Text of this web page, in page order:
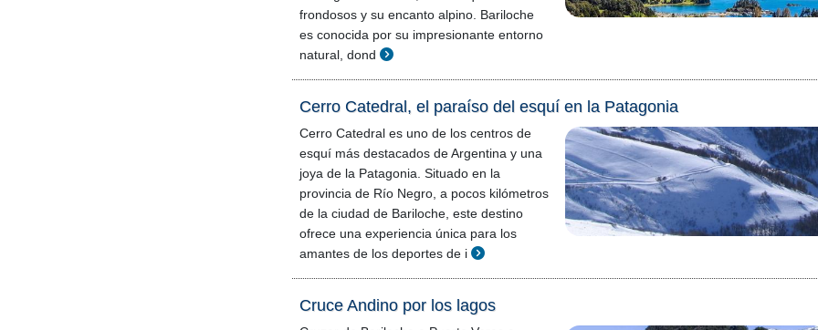
frondosos y su encanto alpino. Bariloche
es conocida por su impresionante entorno
natural, dond
Cerro Catedral, el paraíso del esquí en la Patagonia
Cerro Catedral es uno de los centros de
esquí más destacados de Argentina y una
joya de la Patagonia. Situado en la
provincia de Río Negro, a pocos kilómetros
de la ciudad de Bariloche, este destino
ofrece una experiencia única para los
amantes de los deportes de i
Cruce Andino por los lagos